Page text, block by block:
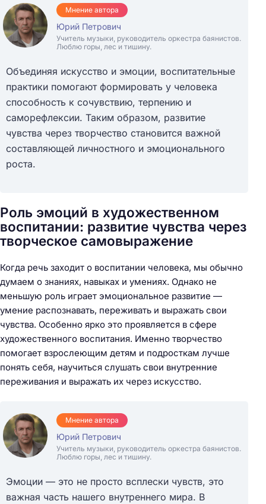
Мнение автора
Юрий Петрович
Учитель музыки, руководитель оркестра баянистов.
Люблю горы, лес и тишину.
Объединяя искусство и эмоции, воспитательные
практики помогают формировать у человека
способность к сочувствию, терпению и
саморефлексии. Таким образом, развитие
чувства через творчество становится важной
составляющей личностного и эмоционального
роста.
Роль эмоций в художественном
воспитании: развитие чувства через
творческое самовыражение
Когда речь заходит о воспитании человека, мы обычно
думаем о знаниях, навыках и умениях. Однако не
меньшую роль играет эмоциональное развитие —
умение распознавать, переживать и выражать свои
чувства. Особенно ярко это проявляется в сфере
художественного воспитания. Именно творчество
помогает взрослеющим детям и подросткам лучше
понять себя, научиться слушать свои внутренние
переживания и выражать их через искусство.
Мнение автора
Юрий Петрович
Учитель музыки, руководитель оркестра баянистов.
Люблю горы, лес и тишину.
Эмоции — это не просто всплески чувств, это
важная часть нашего внутреннего мира. В